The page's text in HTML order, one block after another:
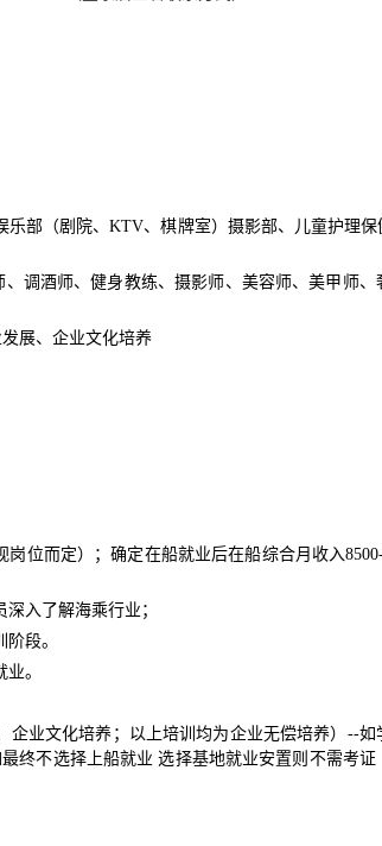
部（剧院、KTV、棋牌室）摄影部、儿童护理
调酒师、健身教练、摄影师、美容师、美甲师、
展、企业文化培养
位而定）；确定在船就业后在船综合月收入
入了解海乘行业；
段。
。
业文化培养；以上培训均为企业无偿培养）--如
终不选择上船就业 选择基地就业安置则不需考证